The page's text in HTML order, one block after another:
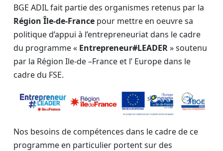
BGE ADIL fait partie des organismes retenus par la
Région Île-de-France pour mettre en oeuvre sa
politique d’appui à l’entrepreneuriat dans le cadre
du programme « Entrepreneur#LEADER» soutenu
par la Région Ile-de –France et l’ Europe dans le
cadre du FSE.
Nos besoins de compétences dans le cadre de ce
programme en particulier portent sur des